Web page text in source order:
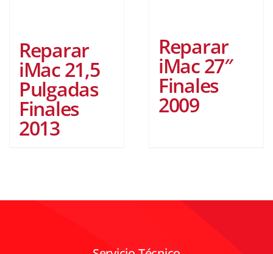
Reparar
iMac 21,5
Pulgadas
Finales
2013
Reparar
iMac 27″
Finales
2009